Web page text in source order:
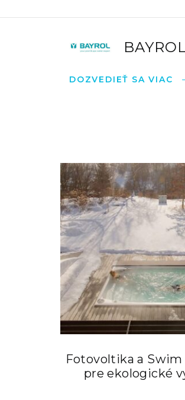
DOZVEDIEŤ SA VIAC
Fotovoltika a Swim
pre ekologické